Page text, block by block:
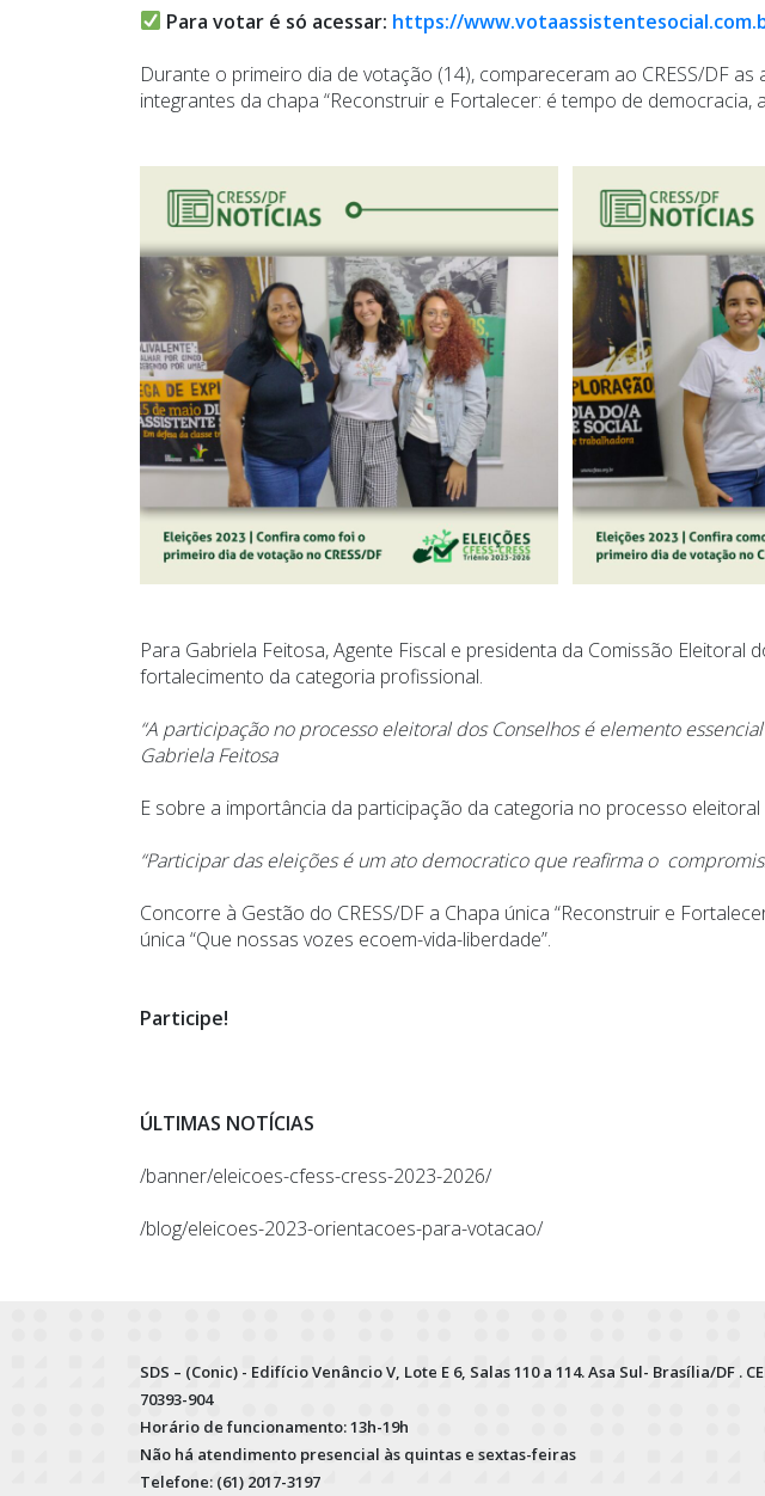
Para votar é só acessar: https://
Durante o primeiro dia de votação (14), compareceram ao CRESS/DF
integrantes da chapa “Reconstruir e Fortalecer: é tempo de democracia,
Para Gabriela Feitosa, Agente Fiscal e presidenta da Comissão
fortalecimento da categoria profissional.
“A participação no processo eleitoral dos Conselhos é elemento
Gabriela Feitosa
E sobre a importância da participação da categoria no processo
“Participar das eleições é um ato democratico que reafirma o
Concorre à Gestão do CRESS/DF a Chapa única “Reconstruir e
única “Que nossas vozes ecoem-vida-liberdade”.
Participe!
ÚLTIMAS NOTÍCIAS
/banner/eleicoes-cfess-cress-2023-2026/
/blog/eleicoes-2023-orientacoes-para-votacao/
SDS – (Conic) - Edifício Venâncio V, Lote E 6, Salas 110 a 114. Asa Sul- Brasília/DF .
70393-904
Horário de funcionamento: 13h-19h
Não há atendimento presencial às quintas e sextas-feiras
Telefone: (61) 2017-3197